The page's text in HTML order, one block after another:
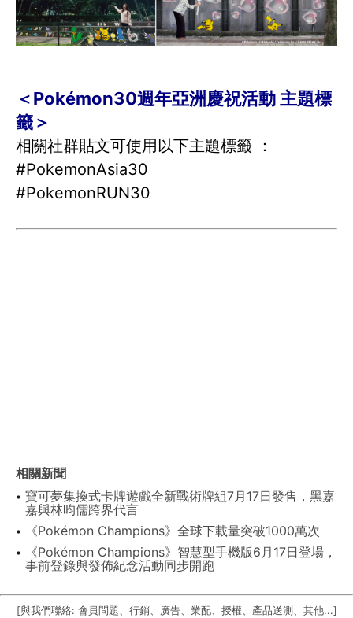
＜Pokémon30週年亞洲慶祝活動 主題標
籤＞
相關社群貼文可使用以下主題標籤 ：
#PokemonAsia30
#PokemonRUN30
相關新聞
寶可夢集換式卡牌遊戲全新戰術牌組7月17日發售，黑嘉
嘉與林昀儒跨界代言
《Pokémon Champions》全球下載量突破1000萬次
《Pokémon Champions》智慧型手機版6月17日登場，
事前登錄與發佈紀念活動同步開跑
[與我們聯絡: 會員問題、行銷、廣告、業配、授權、產品送測、其他...]